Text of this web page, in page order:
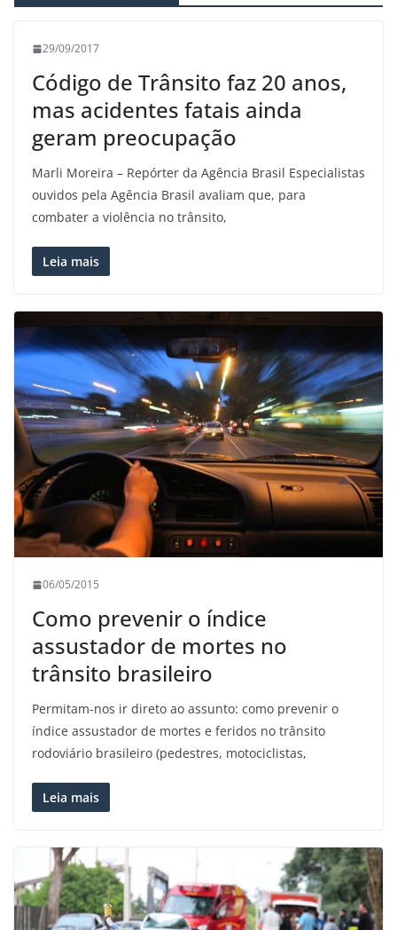
29/09/2017
Código de Trânsito faz 20 anos,
mas acidentes fatais ainda
geram preocupação
Marli Moreira – Repórter da Agência Brasil Especialistas
ouvidos pela Agência Brasil avaliam que, para
combater a violência no trânsito,
Leia mais
06/05/2015
Como prevenir o índice
assustador de mortes no
trânsito brasileiro
Permitam-nos ir direto ao assunto: como prevenir o
índice assustador de mortes e feridos no trânsito
rodoviário brasileiro (pedestres, motociclistas,
Leia mais